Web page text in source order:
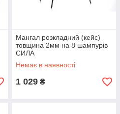
Мангал розкладний (кейс)
товщина 2мм на 8 шампурів
СИЛА
Немає в наявності
1 029 ₴